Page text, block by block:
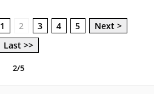
1 2 3 4 5
Next >
Last >>
2/5